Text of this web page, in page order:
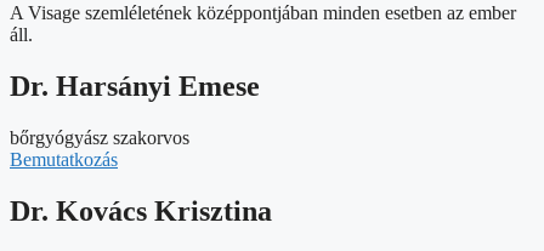
A Visage szemléletének középpontjában minden esetben az ember
áll.
Dr. Harsányi Emese
bőrgyógyász szakorvos
Bemutatkozás
Dr. Kovács Krisztina